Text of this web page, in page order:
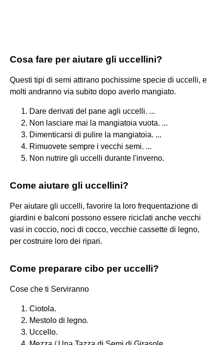
Cosa fare per aiutare gli uccellini?
Questi tipi di semi attirano pochissime specie di uccelli, e
molti andranno via subito dopo averlo mangiato.
Dare derivati del pane agli uccelli. ...
Non lasciare mai la mangiatoia vuota. ...
Dimenticarsi di pulire la mangiatoia. ...
Rimuovete sempre i vecchi semi. ...
Non nutrire gli uccelli durante l'inverno.
Come aiutare gli uccellini?
Per aiutare gli uccelli, favorire la loro frequentazione di
giardini e balconi possono essere riciclati anche vecchi
vasi in coccio, noci di cocco, vecchie cassette di legno,
per costruire loro dei ripari.
Come preparare cibo per uccelli?
Cose che ti Serviranno
Ciotola.
Mestolo di legno.
Uccello.